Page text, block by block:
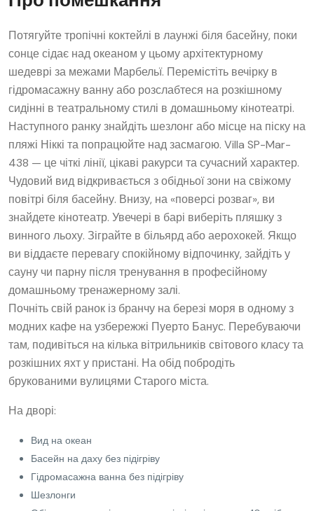
Потягуйте тропічні коктейлі в лаунжі біля басейну, поки
сонце сідає над океаном у цьому архітектурному
шедеврі за межами Марбельї. Перемістіть вечірку в
гідромасажну ванну або розслабтеся на розкішному
сидінні в театральному стилі в домашньому кінотеатрі.
Наступного ранку знайдіть шезлонг або місце на піску на
пляжі Ніккі та попрацюйте над засмагою. Villa SP-Mar-
438 — це чіткі лінії, цікаві ракурси та сучасний характер.
Чудовий вид відкривається з обідньої зони на свіжому
повітрі біля басейну. Внизу, на «поверсі розваг», ви
знайдете кінотеатр. Увечері в барі виберіть пляшку з
винного льоху. Зіграйте в більярд або аерохокей. Якщо
ви віддаєте перевагу спокійному відпочинку, зайдіть у
сауну чи парну після тренування в професійному
домашньому тренажерному залі.
Почніть свій ранок із бранчу на березі моря в одному з
модних кафе на узбережжі Пуерто Банус. Перебуваючи
там, подивіться на кілька вітрильників світового класу та
розкішних яхт у пристані. На обід побродіть
брукованими вулицями Старого міста.
На дворі:
Вид на океан
Басейн на даху без підігріву
Гідромасажна ванна без підігріву
Шезлонги